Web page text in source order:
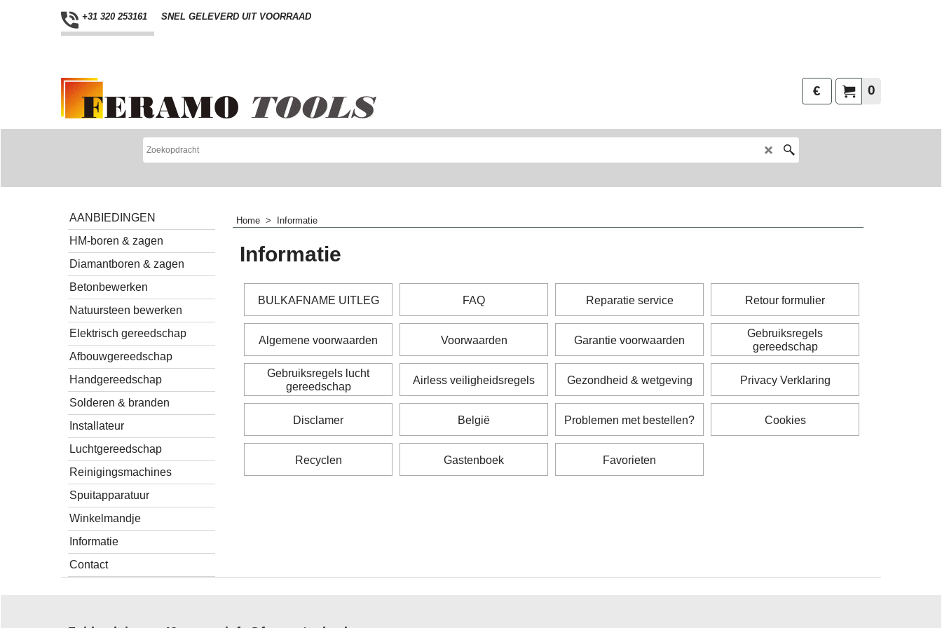
+31 320 253161 SNEL GELEVERD UIT VOORRAAD
0
€
AANBIEDINGEN
HM-boren & zagen
Diamantboren & zagen
Betonbewerken
Natuursteen bewerken
Elektrisch gereedschap
Afbouwgereedschap
Handgereedschap
Solderen & branden
Installateur
Luchtgereedschap
Reinigingsmachines
Spuitapparatuur
Winkelmandje
Informatie
Contact
Home > Informatie
Informatie
BULKAFNAME UITLEG FAQ Reparatie service Retour formulier
Algemene voorwaarden Voorwaarden Garantie voorwaarden
Gebruiksregels
gereedschap
Gebruiksregels lucht
gereedschap
Airless veiligheidsregels Gezondheid & wetgeving Privacy Verklaring
Disclamer België Problemen met bestellen? Cookies
Recyclen Gastenboek Favorieten